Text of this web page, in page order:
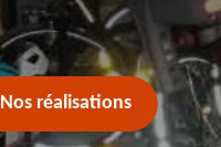
Nos réalisations